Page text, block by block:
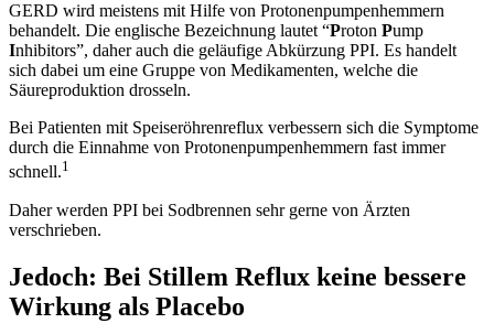
GERD wird meistens mit Hilfe von Protonenpumpenhemmern
behandelt. Die englische Bezeichnung lautet “Proton Pump
Inhibitors”, daher auch die geläufige Abkürzung PPI. Es handelt
sich dabei um eine Gruppe von Medikamenten, welche die
Säureproduktion drosseln.
Bei Patienten mit Speiseröhrenreflux verbessern sich die Symptome
durch die Einnahme von Protonenpumpenhemmern fast immer
schnell.1
Daher werden PPI bei Sodbrennen sehr gerne von Ärzten
verschrieben.
Jedoch: Bei Stillem Reflux keine bessere
Wirkung als Placebo